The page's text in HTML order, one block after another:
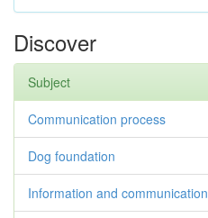
Discover
Subject
Communication process
Dog foundation
Information and communication